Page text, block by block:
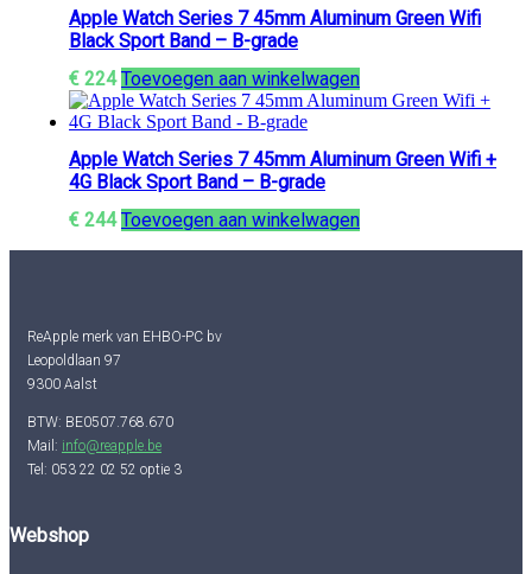
Apple Watch Series 7 45mm Aluminum Green Wifi
Black Sport Band – B-grade
€ 224 Toevoegen aan winkelwagen
Apple Watch Series 7 45mm Aluminum Green Wifi +
4G Black Sport Band – B-grade
€ 244 Toevoegen aan winkelwagen
ReApple merk van EHBO-PC bv
Leopoldlaan 97
9300 Aalst
BTW: BE0507.768.670
Mail: info@reapple.be
Tel: 053 22 02 52 optie 3
Webshop